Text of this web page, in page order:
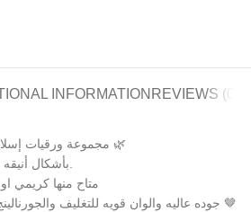
INFORMATION REVIEWS (0)
مجموعة ورقيات إسلامية باترينز مناسبه لرمضان 🌿
متاح منها كريمي
جوده عاليه والوان قويه للتغليف والجورنالينج والاكياس والاظرف وغيره 🤎